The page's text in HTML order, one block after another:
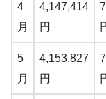
4
月
4,147,414
円
5
月
4,153,827
円